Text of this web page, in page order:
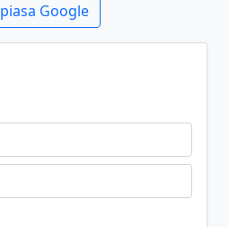
Google